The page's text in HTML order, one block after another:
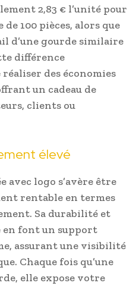
2,83 € l’unité pour
100 pièces, alors que
d’une gourde similaire
différence
des économies
un cadeau de
clients ou
élevé
avec logo s’avère être
rentable en termes
Sa durabilité et
font un support
assurant une visibilité
Chaque fois qu’une
elle expose votre